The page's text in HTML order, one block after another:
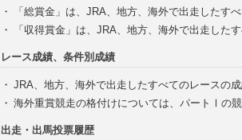
・
「総賞金」は、JRA、地方、海外で出走したす
・
「収得賞金」は、JRA、地方、海外で出走した
レース成績、条件別成績
・ JRA、地方、海外で出走したすべてのレースの
・ 海外重賞競走の格付けについては、パートⅠの
出走・出馬投票履歴